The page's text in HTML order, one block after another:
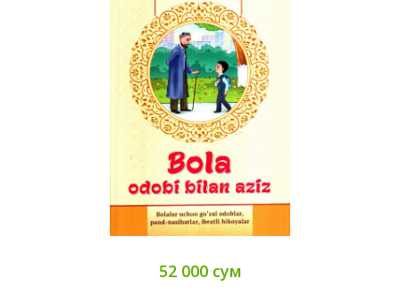
52 000 сум